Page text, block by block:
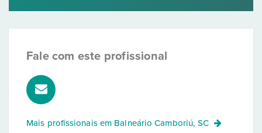
Fale com este profissional
Mais profissionais em Balneário Camboriú, SC